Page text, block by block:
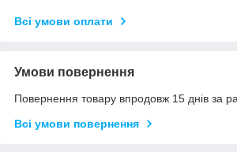
Всі умови оплати
Умови повернення
Повернення товару впродовж 15 днів за
Всі умови повернення